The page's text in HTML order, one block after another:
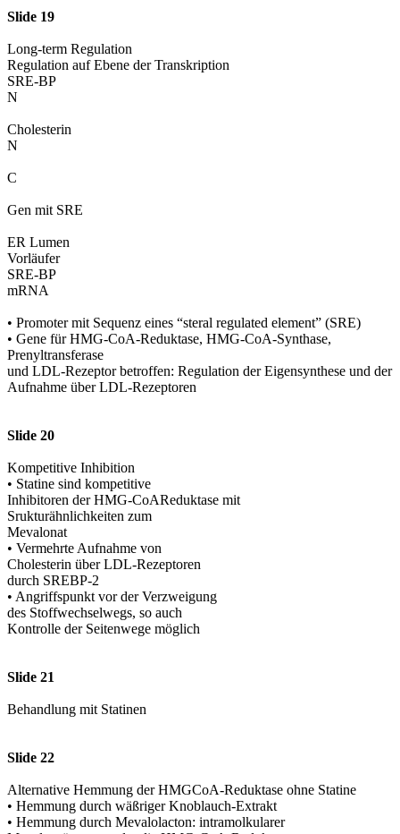
Slide 19
Long-term Regulation
Regulation auf Ebene der Transkription
SRE-BP
N
Cholesterin
N
C
Gen mit SRE
ER Lumen
Vorläufer
SRE-BP
mRNA
• Promoter mit Sequenz eines “steral regulated element” (SRE)
• Gene für HMG-CoA-Reduktase, HMG-CoA-Synthase,
Prenyltransferase
und LDL-Rezeptor betroffen: Regulation der Eigensynthese und der
Aufnahme über LDL-Rezeptoren
Slide 20
Kompetitive Inhibition
• Statine sind kompetitive
Inhibitoren der HMG-CoAReduktase mit
Srukturähnlichkeiten zum
Mevalonat
• Vermehrte Aufnahme von
Cholesterin über LDL-Rezeptoren
durch SREBP-2
• Angriffspunkt vor der Verzweigung
des Stoffwechselwegs, so auch
Kontrolle der Seitenwege möglich
Slide 21
Behandlung mit Statinen
Slide 22
Alternative Hemmung der HMGCoA-Reduktase ohne Statine
• Hemmung durch wäßriger Knoblauch-Extrakt
• Hemmung durch Mevalolacton: intramolkularer